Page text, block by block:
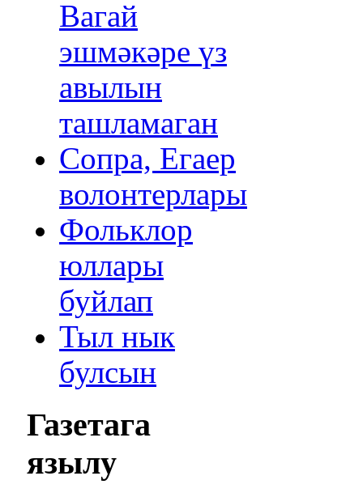
Вагай
эшмәкәре үз
авылын
ташламаган
Сопра, Егаер
волонтерлары
Фольклор
юллары
буйлап
Тыл нык
булсын
Газетага
язылу